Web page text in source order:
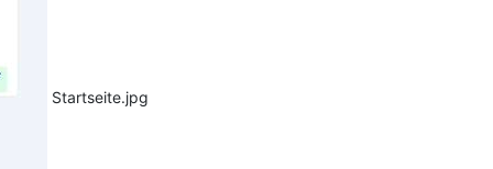
Startseite.jpg